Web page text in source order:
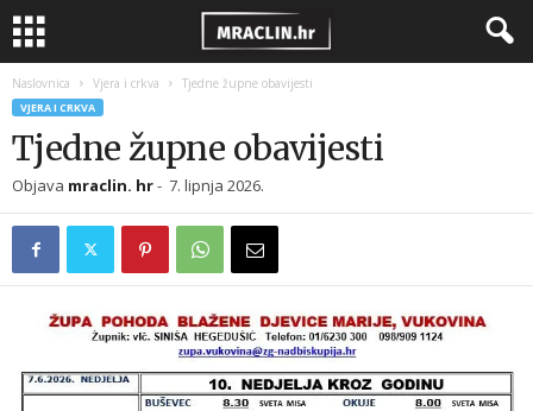
Naslovnica Vjera i crkva Tjedne župne obavijesti
VJERA I CRKVA
Tjedne župne obavijesti
Objava mraclin. hr- 7. lipnja 2026.